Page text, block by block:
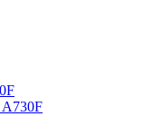
A730F